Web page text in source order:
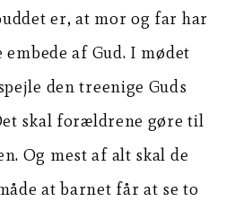
er, at mor og far har
af Gud. I mødet
den treenige Guds
skal forældrene gøre til
Og mest af alt skal de
at barnet får at se to